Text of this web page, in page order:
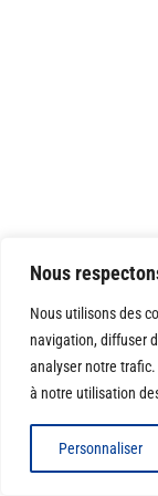
Nous
Nous utilisons des
navigation, diffuser
analyser notre trafic.
à notre utilisation
Personnaliser